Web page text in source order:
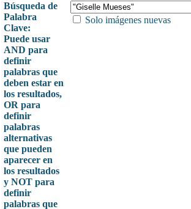
Búsqueda de
Palabra
Clave:
Puede usar
AND para
definir
palabras que
deben estar en
los resultados,
OR para
definir
palabras
alternativas
que pueden
aparecer en
los resultados
y NOT para
definir
palabras que
Solo imágenes nuevas